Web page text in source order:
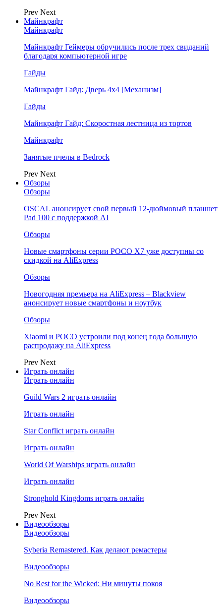
Prev Next
Майнкрафт
Майнкрафт
Майнкрафт Геймеры обручились после трех свиданий
благодаря компьютерной игре
Гайды
Майнкрафт Гайд: Дверь 4х4 [Механизм]
Гайды
Майнкрафт Гайд: Скоростная лестница из тортов
Майнкрафт
Занятые пчелы в Bedrock
Prev Next
Обзоры
Обзоры
OSCAL анонсирует свой первый 12-дюймовый планшет
Pad 100 с поддержкой AI
Обзоры
Новые смартфоны серии POCO X7 уже доступны со
скидкой на AliExpress
Обзоры
Новогодняя премьера на AliExpress – Blackview
анонсирует новые смартфоны и ноутбук
Обзоры
Xiaomi и POCO устроили под конец года большую
распродажу на AliExpress
Prev Next
Играть онлайн
Играть онлайн
Guild Wars 2 играть онлайн
Играть онлайн
Star Conflict играть онлайн
Играть онлайн
World Of Warships играть онлайн
Играть онлайн
Stronghold Kingdoms играть онлайн
Prev Next
Видеообзоры
Видеообзоры
Syberia Remastered. Как делают ремастеры
Видеообзоры
No Rest for the Wicked: Ни минуты покоя
Видеообзоры